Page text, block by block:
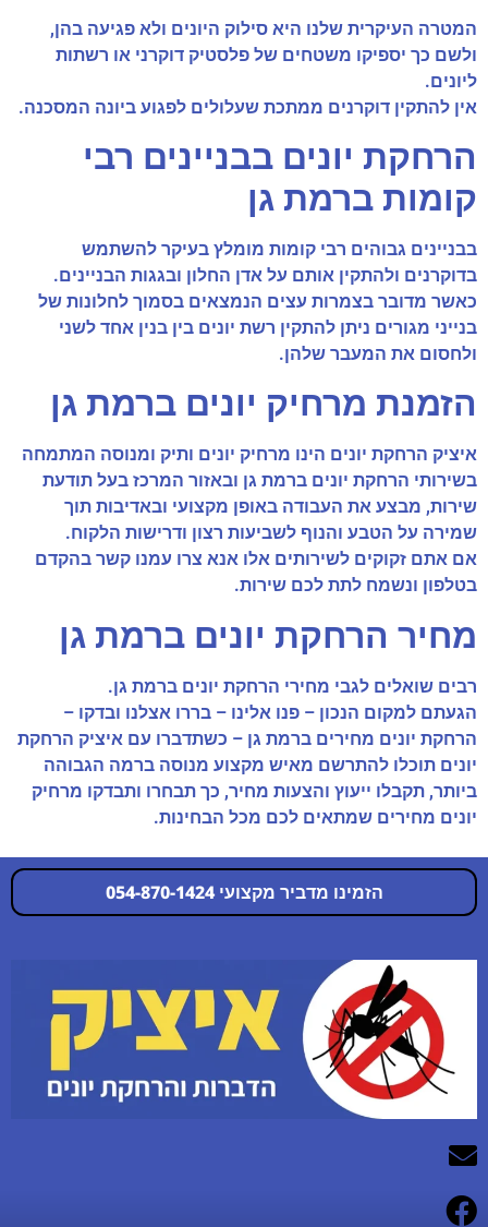
המטרה העיקרית שלנו היא סילוק היונים ולא פגיעה בהן,
ולשם כך יספיקו משטחים של פלסטיק דוקרני או רשתות
ליונים.
אין להתקין דוקרנים ממתכת שעלולים לפגוע ביונה המסכנה.
הרחקת יונים בבניינים רבי
קומות ברמת גן
בבניינים גבוהים רבי קומות מומלץ בעיקר להשתמש
בדוקרנים ולהתקין אותם על אדן החלון ובגגות הבניינים.
כאשר מדובר בצמרות עצים הנמצאים בסמוך לחלונות של
בנייני מגורים ניתן להתקין רשת יונים בין בנין אחד לשני
ולחסום את המעבר שלהן.
הזמנת מרחיק יונים ברמת גן
איציק הרחקת יונים הינו מרחיק יונים ותיק ומנוסה המתמחה
בשירותי הרחקת יונים ברמת גן ובאזור המרכז בעל תודעת
שירות, מבצע את העבודה באופן מקצועי ובאדיבות תוך
שמירה על הטבע והנוף לשביעות רצון ודרישות הלקוח.
אם אתם זקוקים לשירותים אלו אנא צרו עמנו קשר בהקדם
בטלפון ונשמח לתת לכם שירות.
מחיר הרחקת יונים ברמת גן
רבים שואלים לגבי מחירי הרחקת יונים ברמת גן.
הגעתם למקום הנכון – פנו אלינו – בררו אצלנו ובדקו –
הרחקת יונים מחירים ברמת גן – כשתדברו עם איציק הרחקת
יונים תוכלו להתרשם מאיש מקצוע מנוסה ברמה הגבוהה
ביותר, תקבלו ייעוץ והצעות מחיר, כך תבחרו ותבדקו מרחיק
יונים מחירים שמתאים לכם מכל הבחינות.
הזמינו מדביר מקצועי 054-870-1424
054-870-1424